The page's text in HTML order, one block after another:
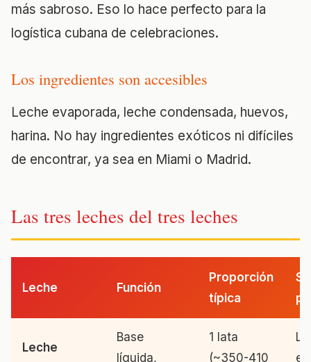
más sabroso. Eso lo hace perfecto para la
logística cubana de celebraciones.
Los ingredientes son accesibles
Leche evaporada, leche condensada, huevos,
harina. No hay ingredientes exóticos ni difíciles
de encontrar, ya sea en Miami o Madrid.
Las tres leches del tres leches
Leche Función
Proporción
típica
Leche
Base
líquida,
1 lata
(~350-410